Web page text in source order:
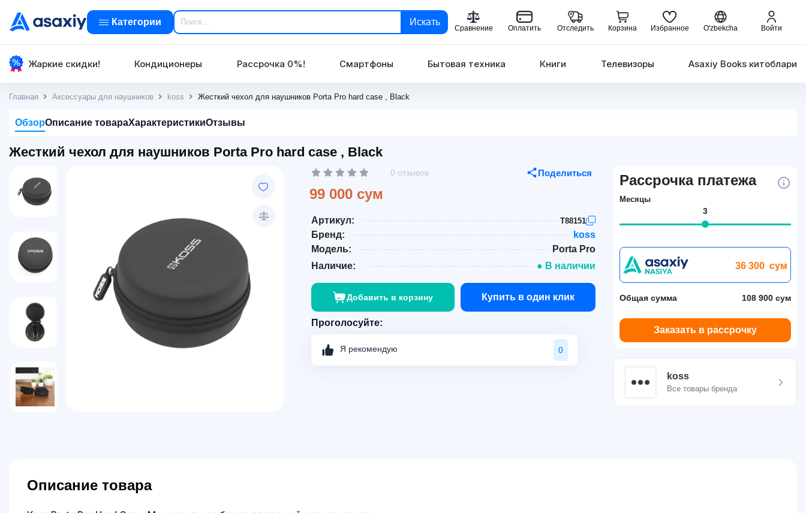
Категории Искать
Сравнение Оплатить Отследить Корзина Избранное O'zbekcha Войти
Жаркие скидки! Кондиционеры Рассрочка 0%! Смартфоны Бытовая техника Книги Телевизоры Asaxiy Books китоблари
Главная Аксессуары для наушников koss Жесткий чехол для наушников Porta Pro hard case , Black
ОбзорОписание товараХарактеристикиОтзывы
Жесткий чехол для наушников Porta Pro hard case , Black
0 отзывов Поделиться
99 000 сум
Артикул: T88151
Бренд:
koss
Модель:
Porta Pro
Наличие:
● В наличии
Добавить в корзину Купить в один клик
Проголосуйте:
Я рекомендую 0
Рассрочка платежа
Месяцы
3
36 300 сум
Общая сумма 108 900 сум
Заказать в рассрочку
koss
Все товары бренда
Описание товара